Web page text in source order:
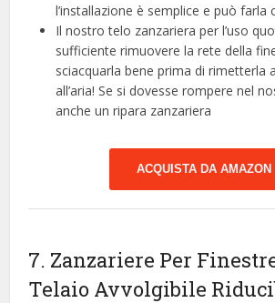
l’installazione è semplice e può farla
Il nostro telo zanzariera per l’uso
sufficiente rimuovere la rete della
sciacquarla bene prima di rimetterla
all’aria! Se si dovesse rompere nel
anche un ripara zanzariera
ACQUISTA DA AMAZON
7. Zanzariere Per
Telaio Avvolgibile